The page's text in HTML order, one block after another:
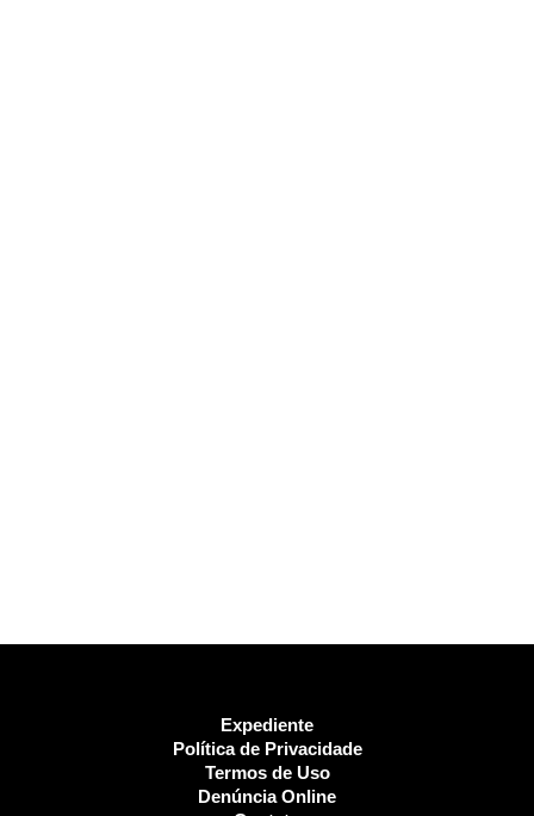
Expediente
Política de Privacidade
Termos de Uso
Denúncia Online